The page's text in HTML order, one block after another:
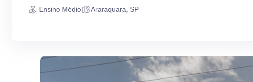
Ensino Médio Araraquara SP